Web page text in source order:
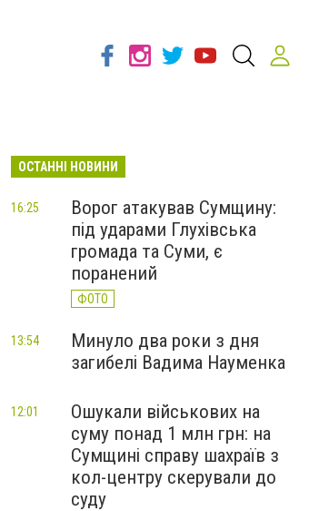
ОСТАННІ НОВИНИ
Ворог атакував Сумщину:
під ударами Глухівська
громада та Суми, є
поранений
ФОТО
16:25
Минуло два роки з дня
загибелі Вадима Науменка
13:54
Ошукали військових на
суму понад 1 млн грн: на
Сумщині справу шахраїв з
кол-центру скерували до
суду
12:01